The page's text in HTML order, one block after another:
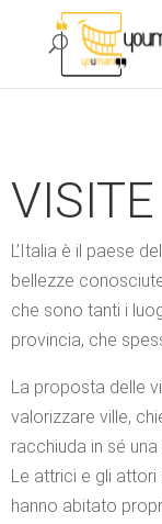
L’Italia è il paese
bellezze
che sono tanti i
provincia, che
La proposta delle
valorizzare ville,
racchiuda in sé una
Le attrici e gli
hanno abitato